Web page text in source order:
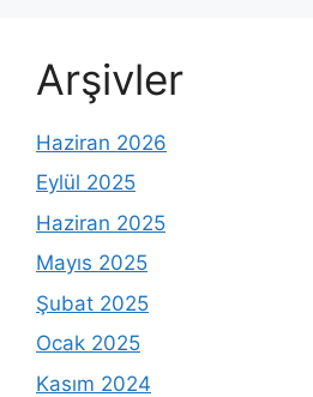
Arşivler
Haziran 2026
Eylül 2025
Haziran 2025
Mayıs 2025
Şubat 2025
Ocak 2025
Kasım 2024